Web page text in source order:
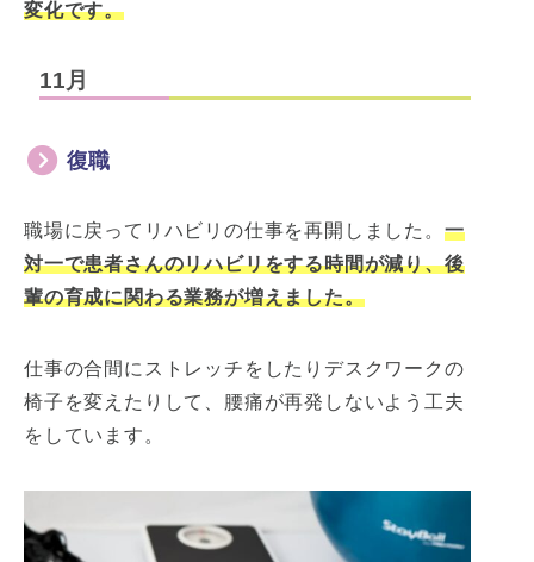
変化です。
11月
復職
職場に戻ってリハビリの仕事を再開しました。 一
対一で患者さんのリハビリをする時間が減り、後
輩の育成に関わる業務が増えました。
仕事の合間にストレッチをしたりデスクワークの
椅子を変えたりして、腰痛が再発しないよう工夫
をしています。